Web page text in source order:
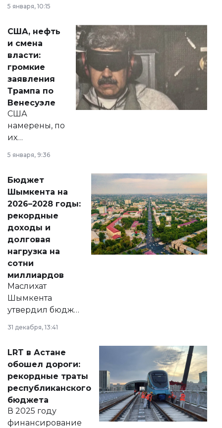
сразу несколько
актуальных тем —
от слухов о
политических
реформах до
вопросов армии,
экономики и
личного здоровья.
5 января, 10:15
США, нефть
и смена
власти:
громкие
заявления
Трампа по
Венесуэле
США
намерены, по
их
принести
народу
Венесуэлы.
5 января, 9:36
Бюджет
Шымкента на
2026–2028 годы:
рекордные
доходы и
долговая
нагрузка на
сотни
миллиардов
Маслихат
Шымкента
утвердил бюджет
города на 2026–
2028 годы.
документ
появился в базе
нормативных
правовых актов и
на сайте маслихат
города.
31 декабря, 13:41
LRT в Астане
обошел дороги:
рекордные траты
республиканского
бюджета
В 2025 году
финансирование